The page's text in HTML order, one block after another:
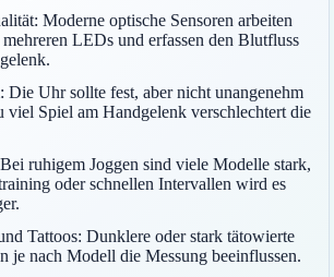
Moderne optische Sensoren arbeiten
LEDs und erfassen den Blutfluss
Die Uhr sollte fest, aber nicht unangenehm
viel Spiel am Handgelenk verschlechtert die
ruhigem Joggen sind viele Modelle stark,
oder schnellen Intervallen wird es
Tattoos: Dunklere oder stark tätowierte
je nach Modell die Messung beeinflussen.